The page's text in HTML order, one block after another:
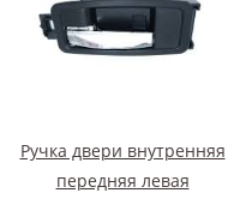
Ручка двери внутренняя
передняя левая